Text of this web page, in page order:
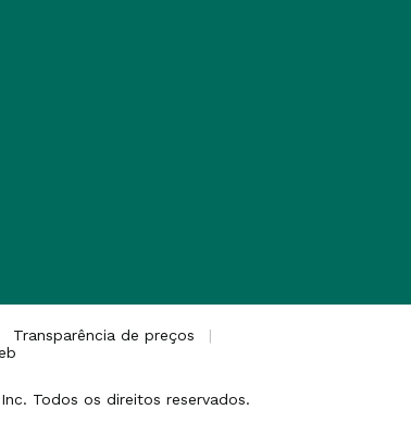
Transparência de preços
Todos os direitos reservados.